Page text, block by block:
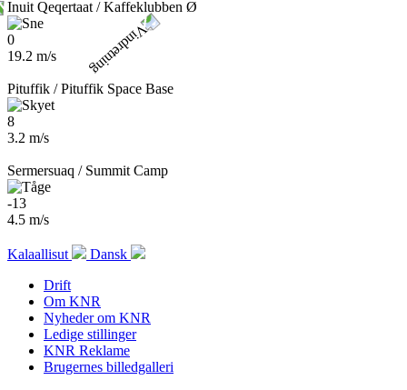
Inuit Qeqertaat / Kaffeklubben Ø
0
19.2 m/s
Pituffik / Pituffik Space Base
8
3.2 m/s
Sermersuaq / Summit Camp
-13
4.5 m/s
Kalaallisut
Dansk
Drift
Om KNR
Nyheder om KNR
Ledige stillinger
KNR Reklame
Brugernes billedgalleri